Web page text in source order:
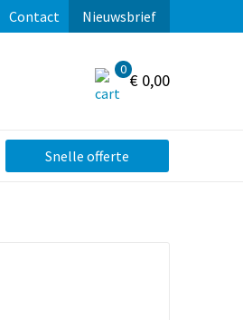
Contact Nieuwsbrief
0
€ 0,00
Snelle offerte